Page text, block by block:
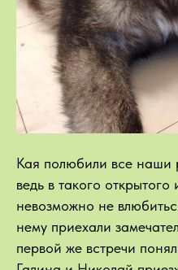
Кая полюбили все наши
ведь в такого
невозможно не
нему приехали
первой же встречи